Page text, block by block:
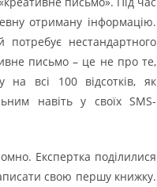
отриману інформацію.
нестандартного
письмо – це не про те,
всі 100 відсотків, як
навіть у своїх SMS-
Експертка поділилися
свою першу книжку.